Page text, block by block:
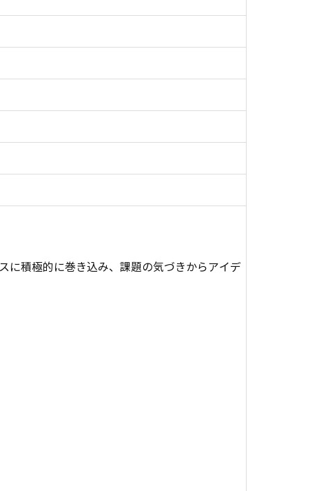
に積極的に巻き込み、課題の気づきからアイデ